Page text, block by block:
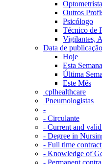
Outros
Psicólogo
Técnico de
Vigilantes,
Data de publicação
Hoje
Esta Semana
Última
Este Mês
‎ cplhealthcare‬
Pneumologistas
-
- Circulante
- Current and
- Degree in
- Full time contract
- Knowledge of
- Permanent